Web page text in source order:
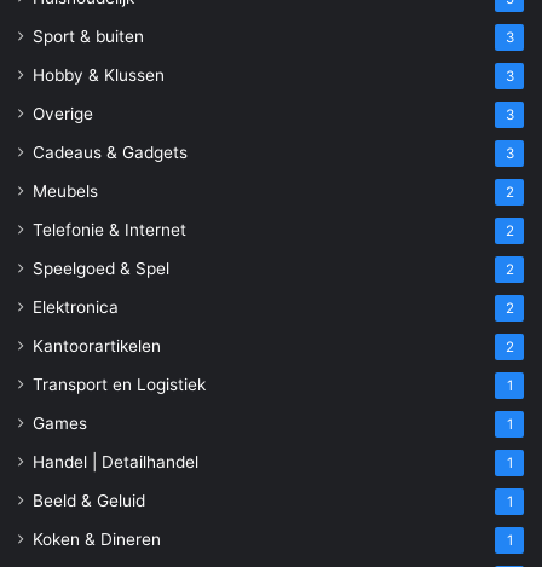
Sport & buiten 3
Hobby & Klussen 3
Overige 3
Cadeaus & Gadgets 3
Meubels 2
Telefonie & Internet 2
Speelgoed & Spel 2
Elektronica 2
Kantoorartikelen 2
Transport en Logistiek 1
Games 1
Handel | Detailhandel 1
Beeld & Geluid 1
Koken & Dineren 1